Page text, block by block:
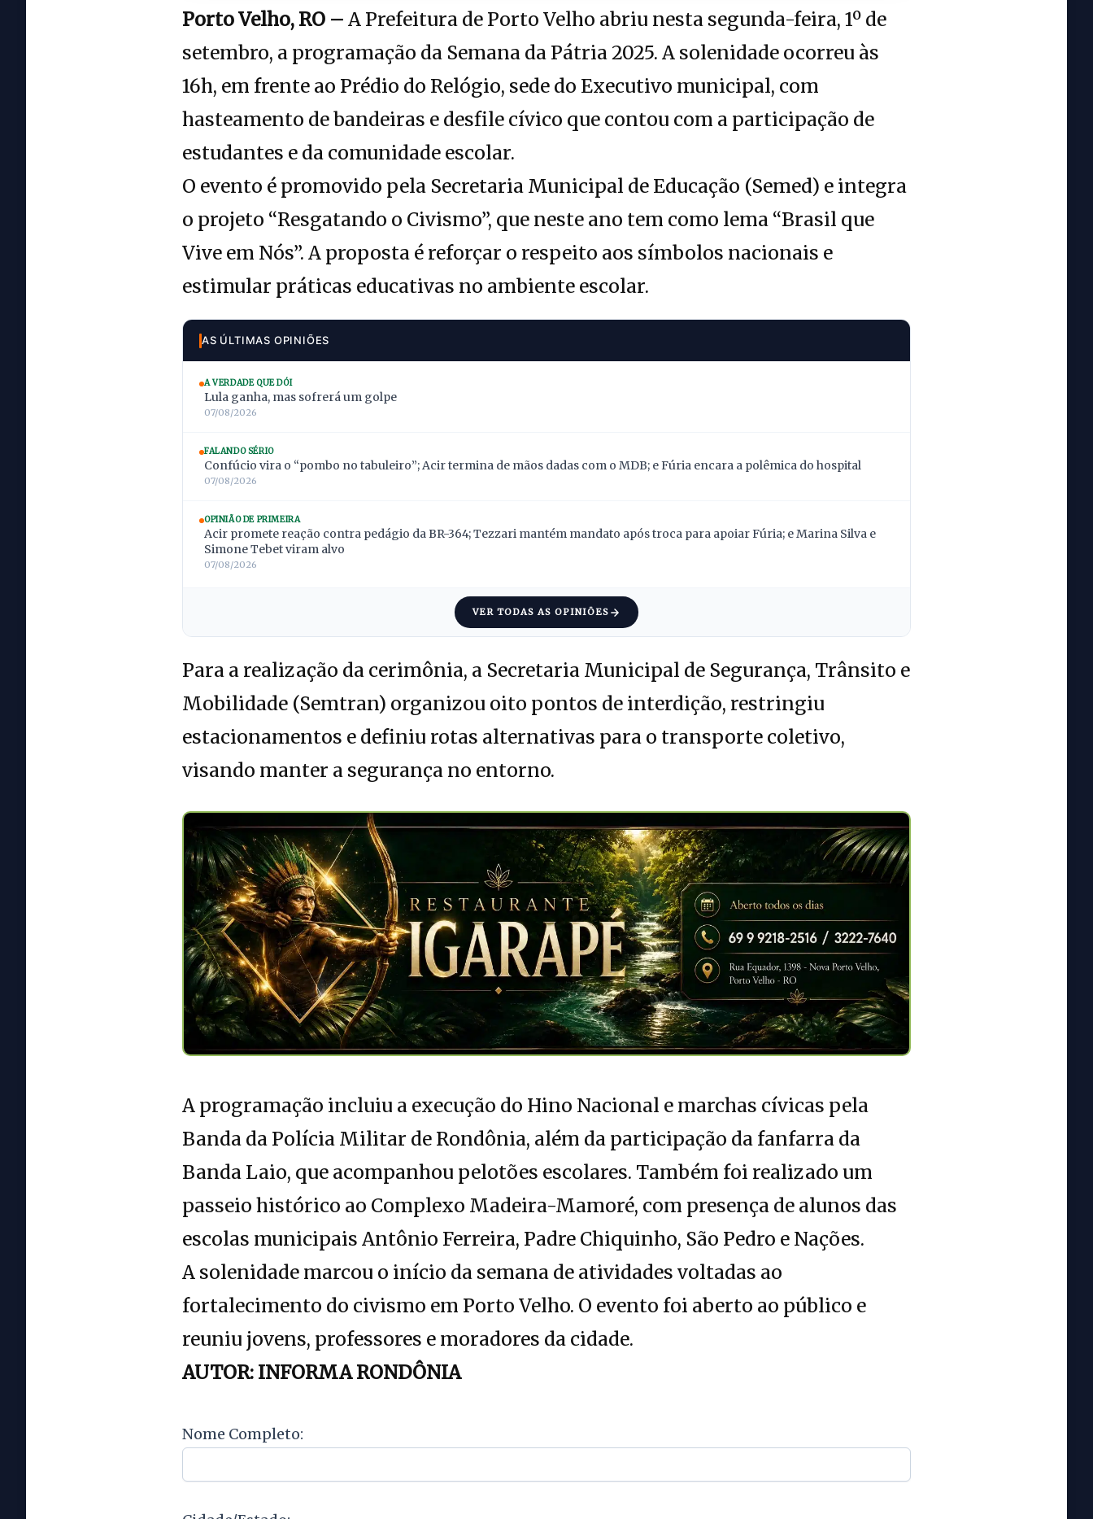
Porto Velho, RO – A Prefeitura de Porto Velho abriu nesta segunda-feira, 1º de
setembro, a programação da Semana da Pátria 2025. A solenidade ocorreu às
16h, em frente ao Prédio do Relógio, sede do Executivo municipal, com
hasteamento de bandeiras e desfile cívico que contou com a participação de
estudantes e da comunidade escolar.
O evento é promovido pela Secretaria Municipal de Educação (Semed) e integra
o projeto “Resgatando o Civismo”, que neste ano tem como lema “Brasil que
Vive em Nós”. A proposta é reforçar o respeito aos símbolos nacionais e
estimular práticas educativas no ambiente escolar.
AS ÚLTIMAS OPINIÕES
A VERDADE QUE DÓI
Lula ganha, mas sofrerá um golpe
07/08/2026
FALANDO SÉRIO
Confúcio vira o “pombo no tabuleiro”; Acir termina de mãos dadas com o MDB; e Fúria encara a polêmica do hospital
07/08/2026
OPINIÃO DE PRIMEIRA
Acir promete reação contra pedágio da BR-364; Tezzari mantém mandato após troca para apoiar Fúria; e Marina Silva e
Simone Tebet viram alvo
07/08/2026
VER TODAS AS OPINIÕES
Para a realização da cerimônia, a Secretaria Municipal de Segurança, Trânsito e
Mobilidade (Semtran) organizou oito pontos de interdição, restringiu
estacionamentos e definiu rotas alternativas para o transporte coletivo,
visando manter a segurança no entorno.
A programação incluiu a execução do Hino Nacional e marchas cívicas pela
Banda da Polícia Militar de Rondônia, além da participação da fanfarra da
Banda Laio, que acompanhou pelotões escolares. Também foi realizado um
passeio histórico ao Complexo Madeira-Mamoré, com presença de alunos das
escolas municipais Antônio Ferreira, Padre Chiquinho, São Pedro e Nações.
A solenidade marcou o início da semana de atividades voltadas ao
fortalecimento do civismo em Porto Velho. O evento foi aberto ao público e
reuniu jovens, professores e moradores da cidade.
AUTOR: INFORMA RONDÔNIA
Nome Completo: